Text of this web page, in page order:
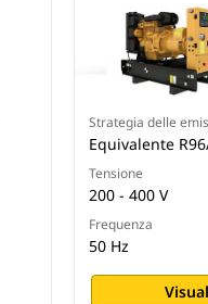
Strategia delle
Equivalente
Tensione
200 - 400 V
Frequenza
50 Hz